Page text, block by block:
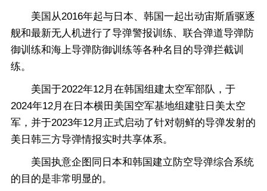
美国从2016年起与日本、韩国一起出动宙斯盾驱逐
舰和最新无人机进行了导弹警报训练、联合弹道导弹防
御训练和海上导弹防御训练等各种名目的导弹拦截训
练。
美国于2022年12月在韩国组建太空军部队，于
2024年12月在日本横田美国空军基地组建驻日美太空
军，并于2023年12月正式启动了针对朝鲜的导弹发射的
美日韩三方导弹情报实时共享体系。
美国执意企图同日本和韩国建立防空导弹综合系统
的目的是非常明显的。